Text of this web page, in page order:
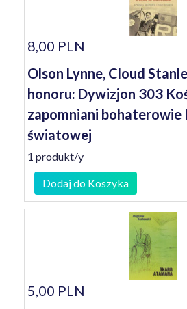
8,00 PLN
Olson Lynne, Cloud
honoru: Dywizjon 303
zapomniani bohaterowie
światowej
1 produkt/y
Dodaj do Koszyka
5,00 PLN